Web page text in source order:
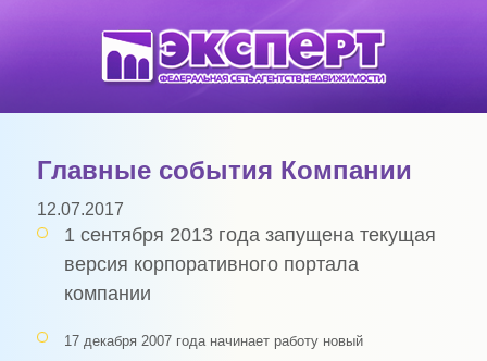
Главные события Компании
12.07.2017
1 сентября 2013 года запущена текущая
версия корпоративного портала
компании
17 декабря 2007 года начинает работу новый